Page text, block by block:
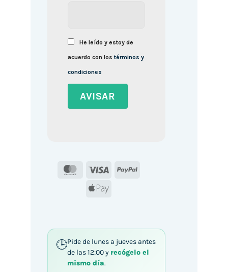
He leído y estoy de
acuerdo con lostérminos y
condiciones
MasterCard
Visa
PayPal
Apple
Pide de lunes a jueves antes
de las 12:00 y recógelo el
mismo día.